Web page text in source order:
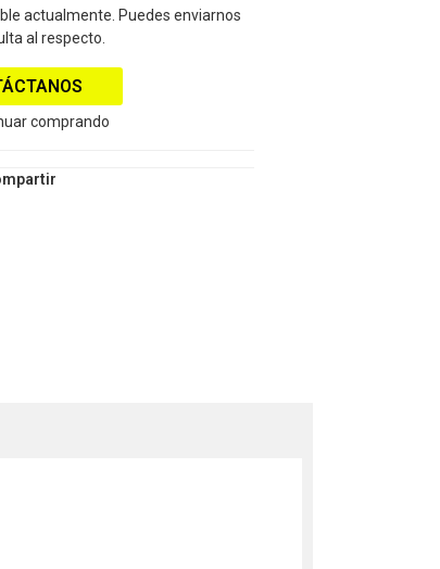
actualmente. Puedes enviarnos
al respecto.
comprando